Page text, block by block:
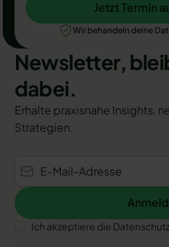
Jetzt Termin auswählen
Jetzt Termin
Wir behandeln deine
Newsletter,
dabei.
Erhalte praxisnahe Insights,
Strategien.
Anmelden
Ich akzeptiere die